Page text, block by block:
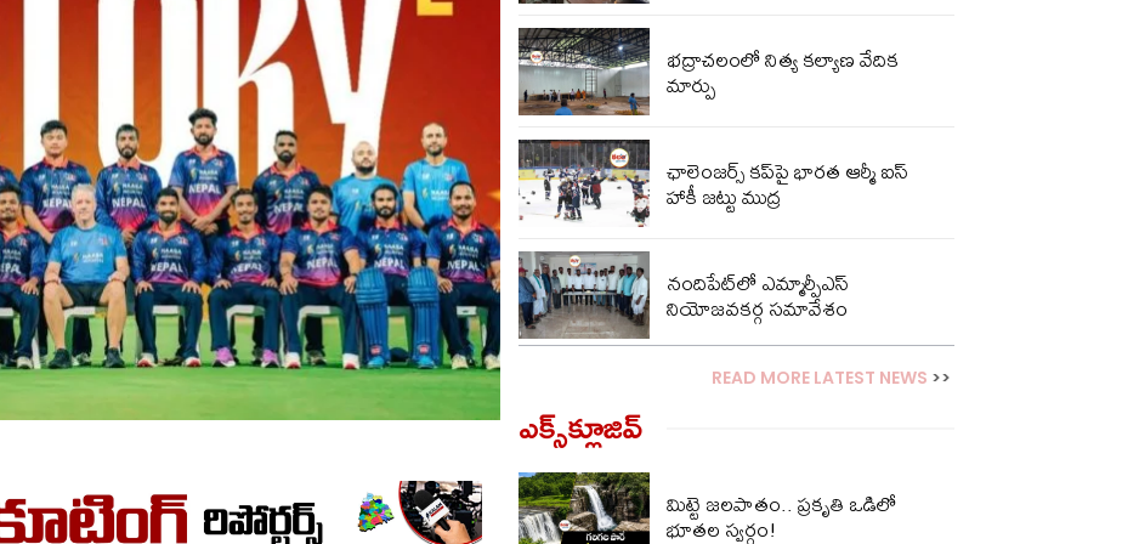
భద్రాచలంలో నిత్య కల్యాణ వేదిక
మార్పు
ఛాలెంజర్స్ కప్‌పై భారత ఆర్మీ ఐస్
హాకీ జట్టు ముద్ర
నందిపేట్‌లో ఎమ్మార్పీఎస్
నియోజవకర్గ సమావేశం
READ MORE LATEST NEWS >>
ఎక్స్‌క్లూజివ్‌
మిట్టె జలపాతం.. ప్రకృతి ఒడిలో
భూతల స్వర్గం!